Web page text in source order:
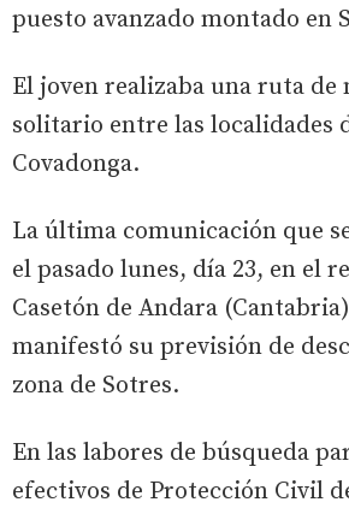
puesto avanzado montado en
El joven realizaba una ruta de
solitario entre las localidades
Covadonga.
La última comunicación que
el pasado lunes, día 23, en el
Casetón de Andara
manifestó su previsión de
zona de Sotres.
En las labores de búsqueda
efectivos de Protección Civil